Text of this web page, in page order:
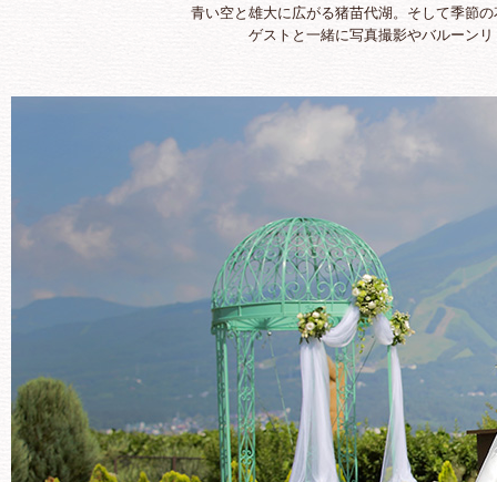
青い空と雄大に広がる猪苗代湖。そして季節
ゲストと一緒に写真撮影やバルーン